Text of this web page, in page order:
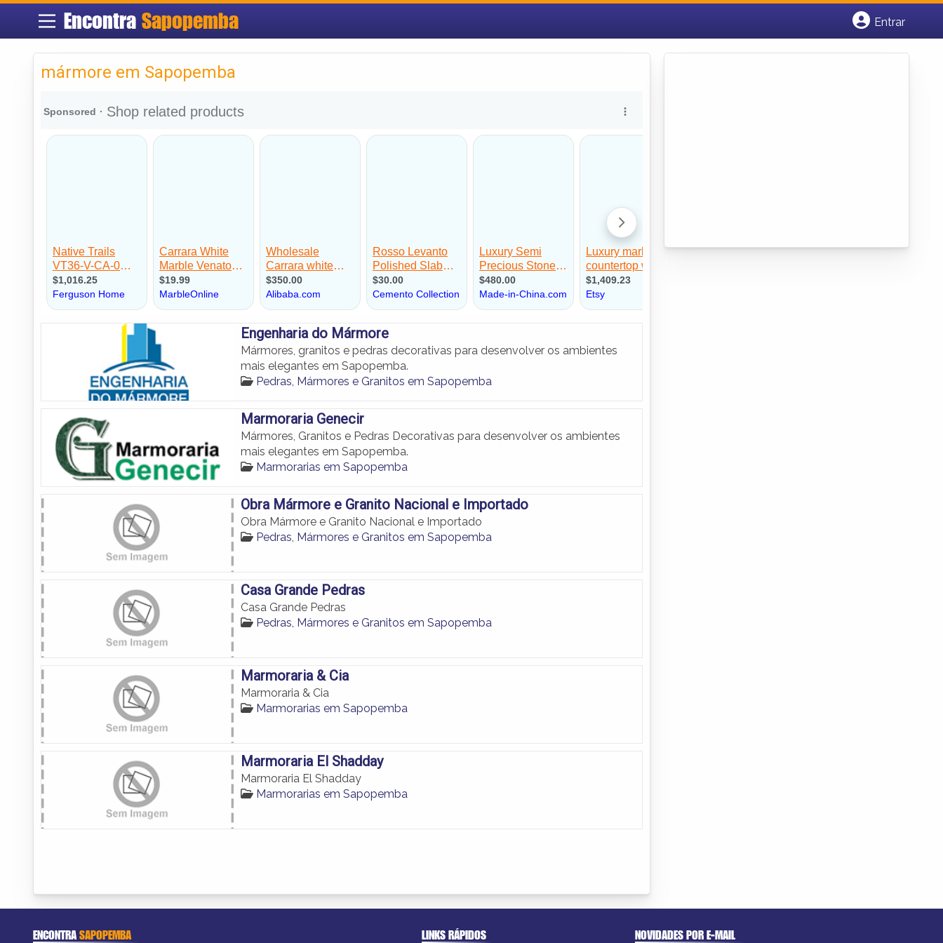
Encontra Sapopemba
Entrar
mármore em Sapopemba
Engenharia do Mármore
Mármores, granitos e pedras decorativas para desenvolver os ambientes
mais elegantes em Sapopemba.
Pedras, Mármores e Granitos em Sapopemba
Marmoraria Genecir
Mármores, Granitos e Pedras Decorativas para desenvolver os ambientes
mais elegantes em Sapopemba.
Marmorarias em Sapopemba
Obra Mármore e Granito Nacional e Importado
Obra Mármore e Granito Nacional e Importado
Pedras, Mármores e Granitos em Sapopemba
Casa Grande Pedras
Casa Grande Pedras
Pedras, Mármores e Granitos em Sapopemba
Marmoraria & Cia
Marmoraria & Cia
Marmorarias em Sapopemba
Marmoraria El Shadday
Marmoraria El Shadday
Marmorarias em Sapopemba
ENCONTRASAPOPEMBA LINKS RÁPIDOS NOVIDADES POR E-MAIL